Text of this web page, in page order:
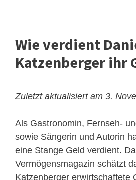
Wie verdient
Katzenberger ihr
Zuletzt aktualisiert am 3.
Als Gastronomin, Fernseh-
sowie Sängerin und Autorin
eine Stange Geld verdient.
Vermögensmagazin schätzt
Katzenberger erwirtschaftete